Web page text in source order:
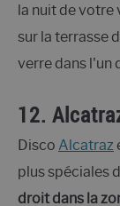
la nuit de votre
sur la terrasse
verre dans l'un
12.
Disco Alcatraz
plus spéciales
droit dans la